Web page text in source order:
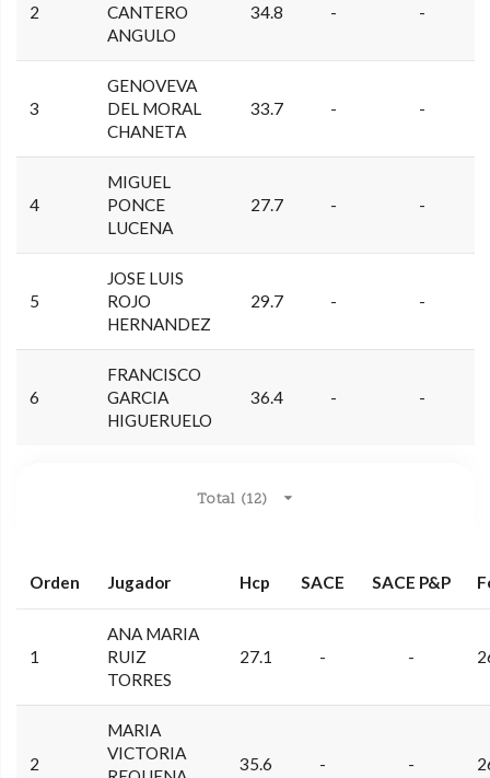
2
CANTERO
ANGULO
34.8 - -
3
GENOVEVA
DEL MORAL
CHANETA
33.7 - -
4
MIGUEL
PONCE
LUCENA
27.7 - -
5
JOSE LUIS
ROJO
HERNANDEZ
29.7 - -
6
FRANCISCO
GARCIA
HIGUERUELO
36.4 - -
Total (12)
Orden Jugador Hcp SACE SACE P&P
1
ANA MARIA
RUIZ
TORRES
27.1 - -
2
MARIA
VICTORIA
35.6 - -